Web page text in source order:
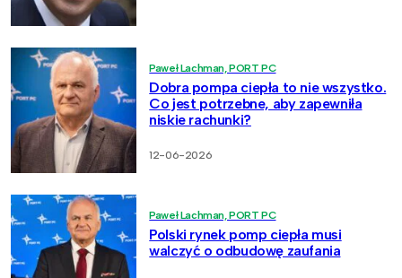
Paweł Lachman, PORT PC
Dobra pompa ciepła to nie wszystko.
Co jest potrzebne, aby zapewniła
niskie rachunki?
12-06-2026
Paweł Lachman, PORT PC
Polski rynek pomp ciepła musi
walczyć o odbudowę zaufania